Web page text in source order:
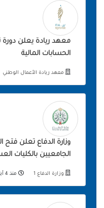
معهد ريادة يعلن دورة
الحسابات المالية
معهد ريادة الأعمال الوطني
وزارة الدفاع تعلن
الجامعيين بالكليات
وزارة الدفاع 1 منذ 4 أيام